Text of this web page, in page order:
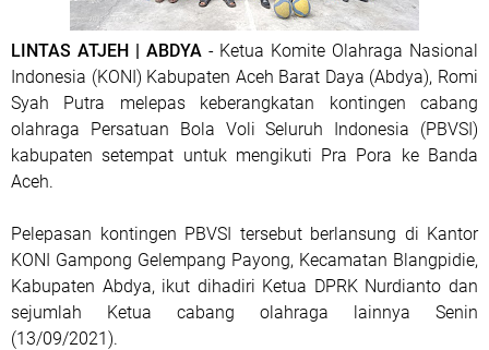
LINTAS ATJEH | ABDYA- Ketua Komite Olahraga Nasional
Indonesia (KONI) Kabupaten Aceh Barat Daya (Abdya), Romi
Syah Putra melepas keberangkatan kontingen cabang
olahraga Persatuan Bola Voli Seluruh Indonesia (PBVSI)
kabupaten setempat untuk mengikuti Pra Pora ke Banda
Aceh.
Pelepasan kontingen PBVSI tersebut berlansung di Kantor
KONI Gampong Gelempang Payong, Kecamatan Blangpidie,
Kabupaten Abdya, ikut dihadiri Ketua DPRK Nurdianto dan
sejumlah Ketua cabang olahraga lainnya Senin
(13/09/2021).